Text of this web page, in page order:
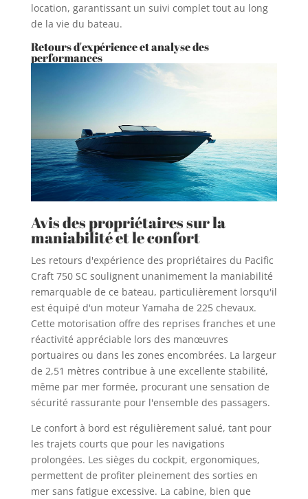
location, garantissant un suivi complet tout au long
de la vie du bateau.
Retours d'expérience et analyse des
performances
Avis des propriétaires sur la
maniabilité et le confort
Les retours d'expérience des propriétaires du Pacific
Craft 750 SC soulignent unanimement la maniabilité
remarquable de ce bateau, particulièrement lorsqu'il
est équipé d'un moteur Yamaha de 225 chevaux.
Cette motorisation offre des reprises franches et une
réactivité appréciable lors des manœuvres
portuaires ou dans les zones encombrées. La largeur
de 2,51 mètres contribue à une excellente stabilité,
même par mer formée, procurant une sensation de
sécurité rassurante pour l'ensemble des passagers.
Le confort à bord est régulièrement salué, tant pour
les trajets courts que pour les navigations
prolongées. Les sièges du cockpit, ergonomiques,
permettent de profiter pleinement des sorties en
mer sans fatigue excessive. La cabine, bien que